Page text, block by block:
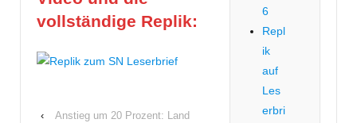
vollständige Replik:
‹
Anstieg um 20 Prozent: Land
6
Repl
ik
auf
Les
erbri